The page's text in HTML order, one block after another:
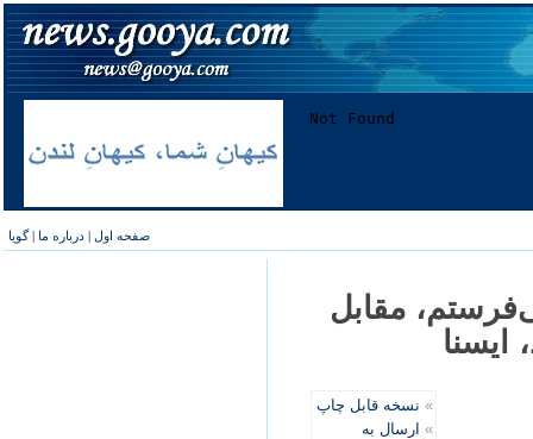
صفحه اول | درباره ما |گویا
مقابل
ايسنا
» نسخه قابل چاپ
» ارسال به